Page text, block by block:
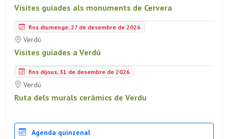
Visites guiades als monuments de Cervera
fins diumenge, 27 de desembre de 2026
Verdú
Visites guiades a Verdú
fins dijous, 31 de desembre de 2026
Verdú
Ruta dels murals ceràmics de Verdu
Agenda quinzenal